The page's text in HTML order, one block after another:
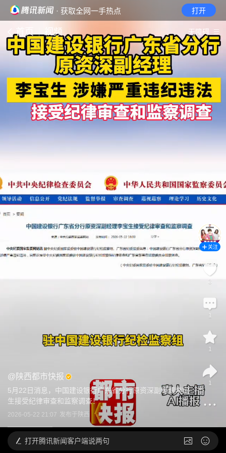
· 获取全网一手热点 打开
首页 视频 无障碍
@ 陕西都市快报
5月22日消息，中国建设银行广东省分行原资深副经理李宝
生接受纪律审查和监察调查！
2026-05-22 21:07 发布于 陕西
关注
3
1
1
1
打开腾讯新闻客户端说两句